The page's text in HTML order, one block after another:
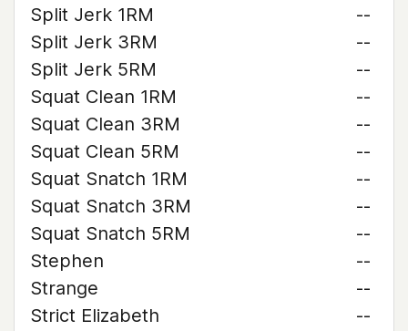
Split Jerk 1RM
--
Split Jerk 3RM
--
Split Jerk 5RM
--
Squat Clean 1RM
--
Squat Clean 3RM
--
Squat Clean 5RM
--
Squat Snatch 1RM
--
Squat Snatch 3RM
--
Squat Snatch 5RM
--
Stephen
--
Strange
--
Strict Elizabeth
--